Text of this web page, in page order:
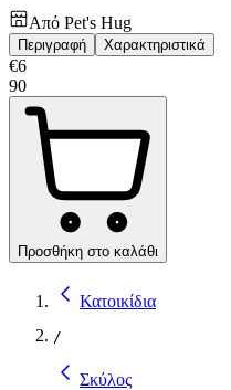
Από Pet's Hug
Περιγραφή Χαρακτηριστικά
€6
90
Προσθήκη στο καλάθι
Κατοικίδια
/
Σκύλος